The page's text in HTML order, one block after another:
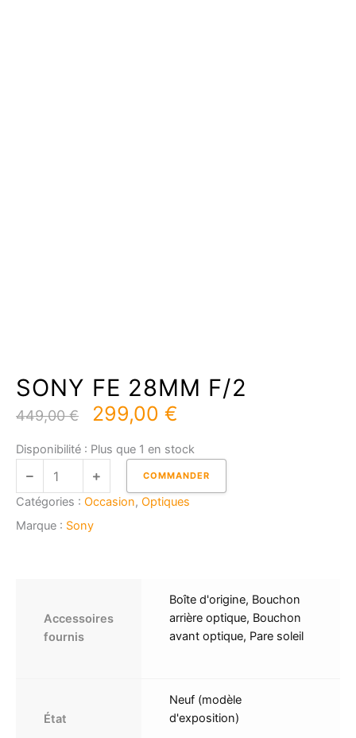
SONY FE 28MM F/2
449,00€ Le
prix
initial
était :
449,00 €.
299,00 €
actuel
est :
299,00 €.
Disponibilité : Plus que 1 en stock
quantité
FE
28MM
COMMANDER
Catégories : Occasion, Optiques
Marque : Sony
Accessoires
fournis
Boîte d'origine, Bouchon
arrière optique, Bouchon
avant optique, Pare soleil
État
Neuf (modèle
d'exposition)